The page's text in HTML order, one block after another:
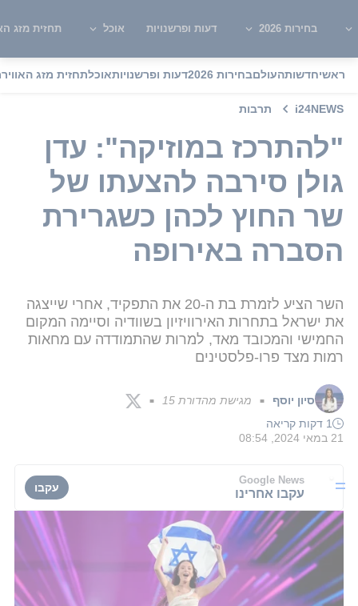
בחירות 2026 דעות ופרשנויות אוכל תחזית מזג
ראשיחדשותהעולםבחירות 2026 דעות ופרשנויותאוכלתחזית מזג האוויר
i24NEWS תרבות
"להתרכז במוזיקה": עדן
גולן סירבה להצעתו של
שר החוץ לכהן כשגרירת
הסברה באירופה
השר הציע לזמרת בת ה-20 את התפקיד, אחרי שייצגה
את ישראל בתחרות האירוויזיון בשוודיה וסיימה המקום
החמישי והמכובד מאד, למרות שהתמודדה עם מחאות
רמות מצד פרו-פלסטינים
סיון יוסף ■ מגישת מהדורת 15 ■
1 דקות קריאה
21 במאי 2024, 08:54
Google News
עקבו אחרינו עקבו